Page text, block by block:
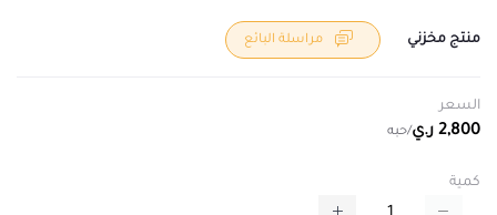
منتج مخزني
السعر
2,800 ر.ي /حبه
كمية